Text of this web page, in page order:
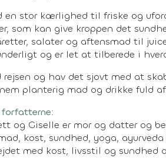
en stor kærlighed til friske og
som kan give kroppen det
salater og aftensmad til
og er let at tilberede i
rejsen og hav det sjovt med at
planterig mad og drikke fuld
og Giselle er mor og datter og
kost, sundhed, yoga,
med kost, livsstil og sundhed